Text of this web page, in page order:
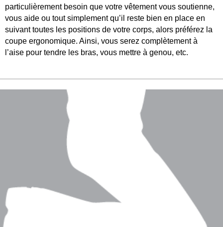
particulièrement besoin que votre vêtement vous soutienne,
vous aide ou tout simplement qu’il reste bien en place en
suivant toutes les positions de votre corps, alors préférez la
coupe ergonomique. Ainsi, vous serez complètement à
l’aise pour tendre les bras, vous mettre à genou, etc.